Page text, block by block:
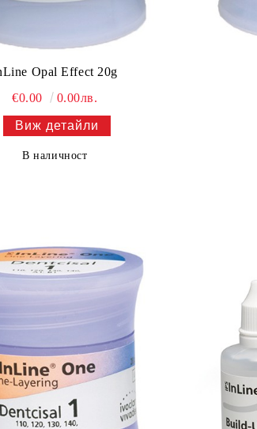
Opal Effect 20g
€0.00
0.00лв.
Виж детайли
В наличност